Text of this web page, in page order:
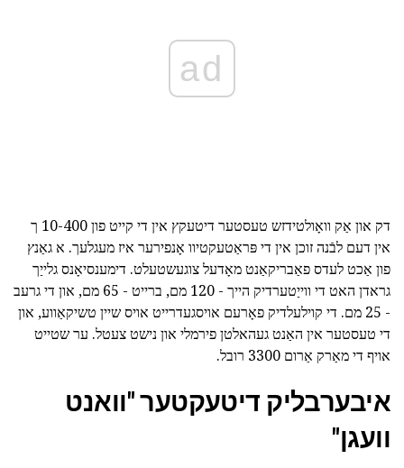
ad
דק און אַק וואָולטידזש טעסטער דיטעקץ אין די קייט פון 10-400 ך
אין דעם לבֿנה זוכן אין די פּראַטעקטיוו אָנפירער איז מעגלעך. א גאַנץ
פון אַכט לעדס פאַבריקאַנט מאָדעל צוגעשטעלט. דימענסיאָנס גלייַך
גראדן האט די ווייַטערדיק הייך - 120 מם, ברייט - 65 מם, און די גרעב
- 25 מם. די קוילעלדיק פאָרעם אויסגעדרייט אויס שיין טשיקאַווע, און
די טעסטער אין האַנט געהאלטן פירמלי און נישט צעטל. ער שטייט
אויף די מאַרק אַרום 3300 רובל.
איבערבליק דיטעקטער "וואנט
וועגן"